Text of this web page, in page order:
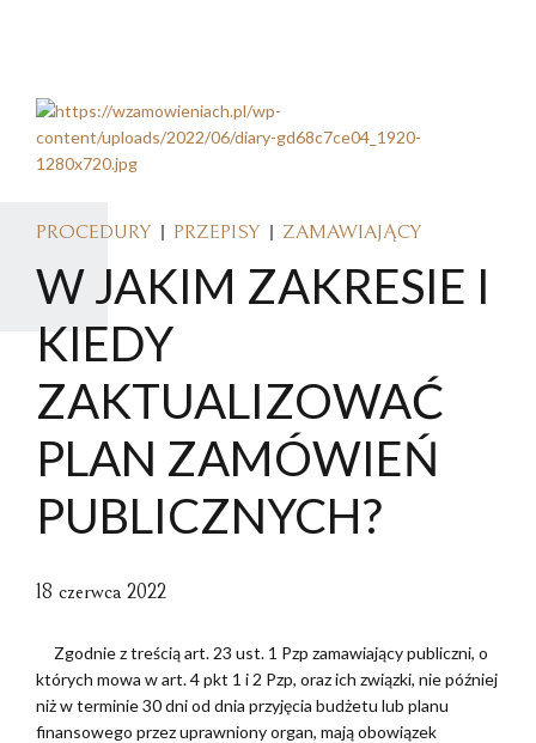
PROCEDURY PRZEPISY ZAMAWIAJĄCY
W JAKIM ZAKRESIE I
KIEDY
ZAKTUALIZOWAĆ
PLAN ZAMÓWIEŃ
PUBLICZNYCH?
18 czerwca 2022
Zgodnie z treścią art. 23 ust. 1 Pzp zamawiający publiczni, o
których mowa w art. 4 pkt 1 i 2 Pzp, oraz ich związki, nie później
niż w terminie 30 dni od dnia przyjęcia budżetu lub planu
finansowego przez uprawniony organ, mają obowiązek